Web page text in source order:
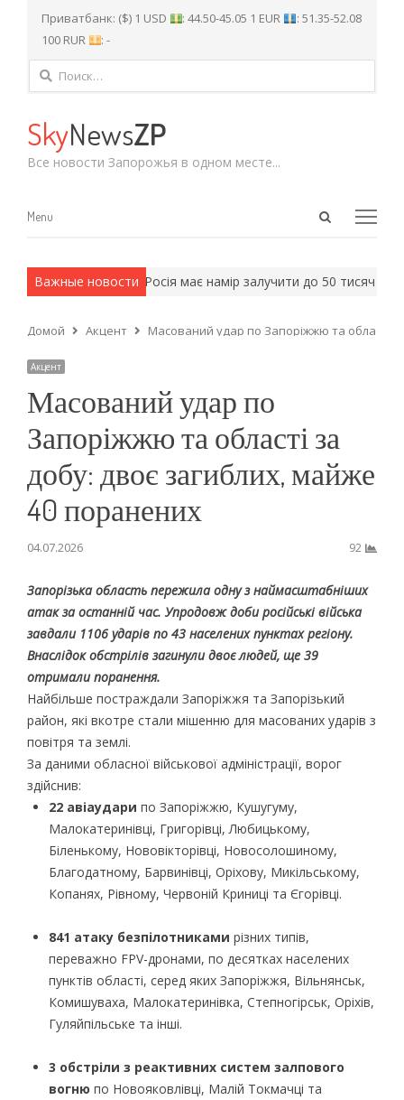
Приватбанк: ($) 1 USD : 44.50-45.05 1 EUR
: 51.35-52.08
100 RUR
: -
Найти:
SkyNewsZP
Все новости Запорожья в одном месте...
Open
Menu
Menu
Важные новости
методы. Росія має намір залучити до 50 тисяч
Домой Акцент Масований удар по Запоріжжю та області
Акцент
Масований удар по
Запоріжжю та області за
добу: двоє загиблих, майже
40 поранених
04.07.2026 92
Запорізька область пережила одну з наймасштабніших
атак за останній час. Упродовж доби російські війська
завдали 1106 ударів по 43 населених пунктах регіону.
Внаслідок обстрілів загинули двоє людей, ще 39
отримали поранення.
Найбільше постраждали Запоріжжя та Запорізький
район, які вкотре стали мішенню для масованих ударів з
повітря та землі.
За даними обласної військової адміністрації, ворог
здійснив:
22 авіаудари по Запоріжжю, Кушугуму,
Малокатеринівці, Григорівці, Любицькому,
Біленькому, Нововікторівці, Новосолошиному,
Благодатному, Барвинівці, Оріхову, Микільському,
Копанях, Рівному, Червоній Криниці та Єгорівці.
841 атаку безпілотниками різних типів,
переважно FPV-дронами, по десятках населених
пунктів області, серед яких Запоріжжя, Вільнянськ,
Комишуваха, Малокатеринівка, Степногірськ, Оріхів,
Гуляйпільське та інші.
3 обстріли з реактивних систем залпового
вогню по Новояковлівці, Малій Токмачці та